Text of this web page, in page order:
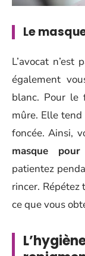
Le
L’avocat
également
blanc. Pour le
mûre. Elle
foncée. Ainsi,
masque
patientez
rincer. Répétez
ce que vous